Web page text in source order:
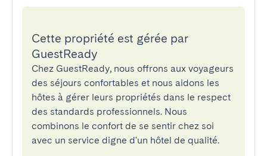
Cette propriété est gérée par
GuestReady
Chez GuestReady, nous offrons aux voyageurs
des séjours confortables et nous aidons les
hôtes à gérer leurs propriétés dans le respect
des standards professionnels. Nous
combinons le confort de se sentir chez soi
avec un service digne d'un hôtel de qualité.